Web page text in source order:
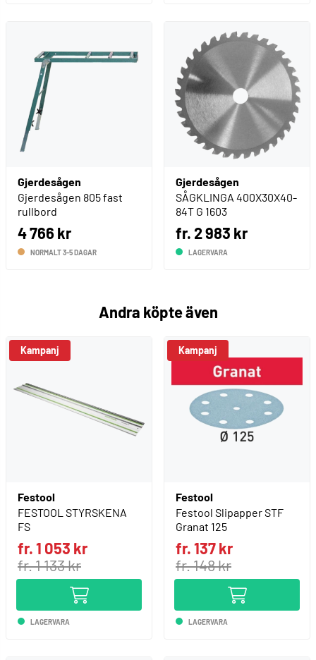
Gjerdesågen
Gjerdesågen 805 fast
rullbord
4 766 kr
NORMALT 3-5 DAGAR
Gjerdesågen
SÅGKLINGA 400X30X40-
84T G 1603
fr. 2 983 kr
LAGERVARA
Andra köpte även
Kampanj
Festool
FESTOOL STYRSKENA
FS
fr. 1 053 kr
fr. 1 133 kr
LAGERVARA
Kampanj
Festool
Festool Slipapper STF
Granat 125
fr. 137 kr
fr. 148 kr
LAGERVARA